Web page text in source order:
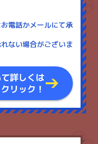
電話かメールにて承
ない場合がございま
詳しくは
リック！